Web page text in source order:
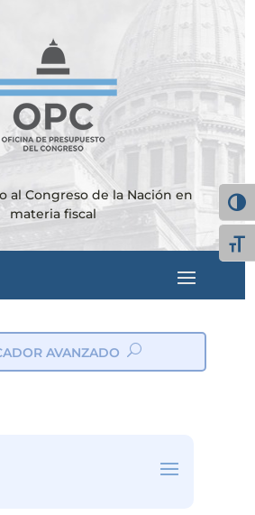
al Congreso de la Nación en
materia fiscal
AVANZADO